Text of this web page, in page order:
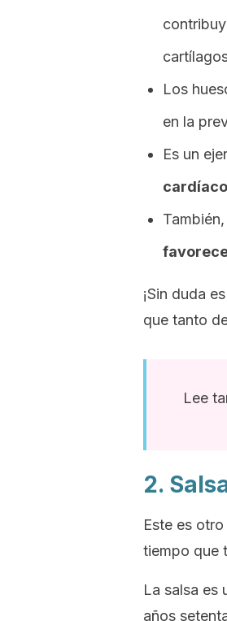
Los
en la
Es un
¡Sin duda
que tanto
Lee
2.
Este es
tiempo que
La salsa es
años